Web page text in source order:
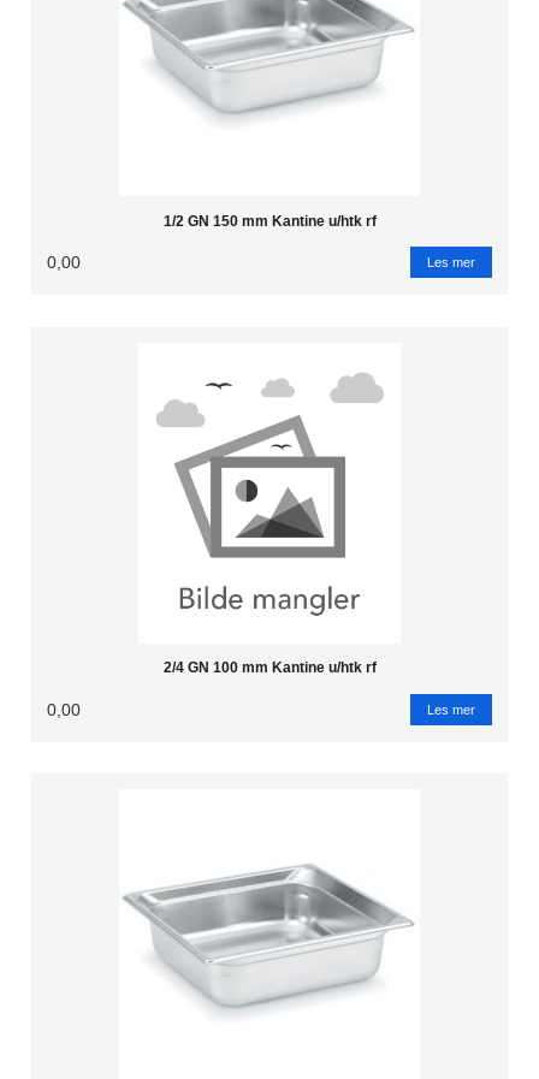
1/2 GN 150 mm Kantine u/htk rf
0,00 Les mer
2/4 GN 100 mm Kantine u/htk rf
0,00 Les mer